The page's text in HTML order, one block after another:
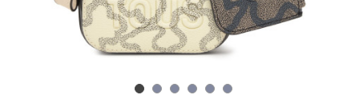
Mujer
Hombre